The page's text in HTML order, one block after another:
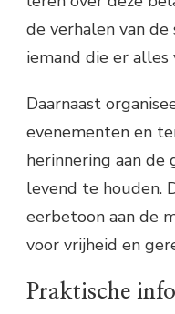
de verhalen van
iemand die er alles
Daarnaast
evenementen en
herinnering aan de
levend te houden.
eerbetoon aan de
voor vrijheid en
Praktische